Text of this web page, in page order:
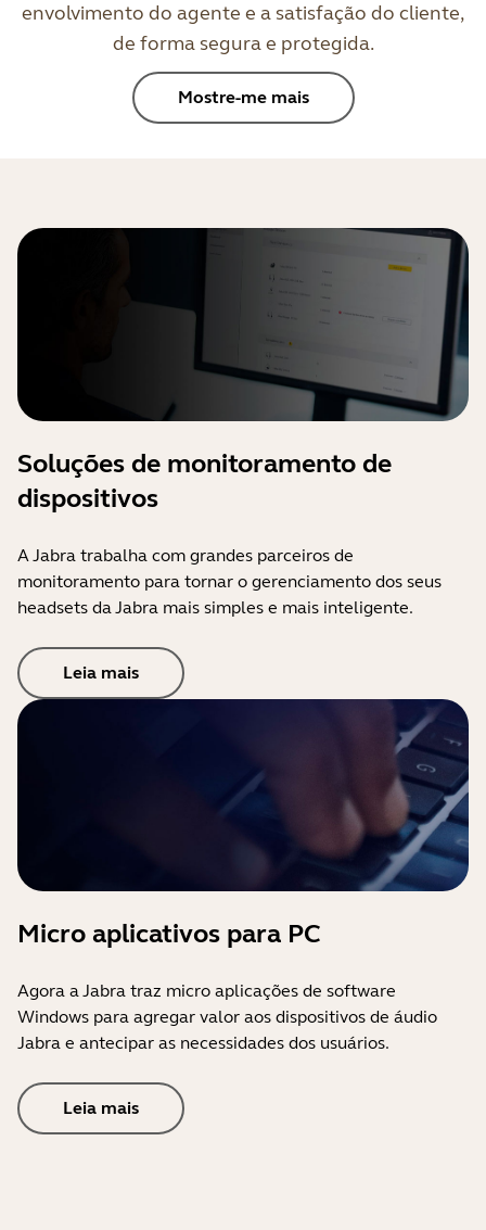
envolvimento do agente e a satisfação do cliente,
de forma segura e protegida.
Mostre-me mais
Soluções de monitoramento de
dispositivos
A Jabra trabalha com grandes parceiros de
monitoramento para tornar o gerenciamento dos seus
headsets da Jabra mais simples e mais inteligente.
Leia mais
Micro aplicativos para PC
Agora a Jabra traz micro aplicações de software
Windows para agregar valor aos dispositivos de áudio
Jabra e antecipar as necessidades dos usuários.
Leia mais